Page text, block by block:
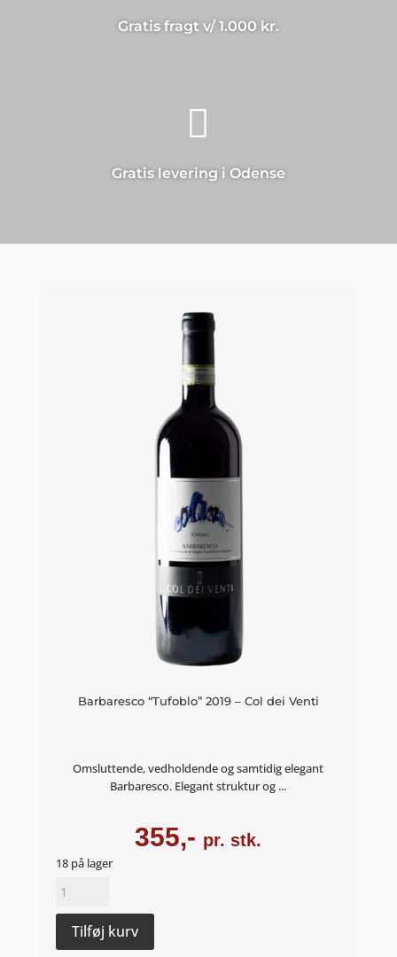
Gratis fragt v/ 1.000 kr.

Gratis levering i Odense
Barbaresco “Tufoblo” 2019 – Col dei Venti
Omsluttende, vedholdende og samtidig elegant
Barbaresco. Elegant struktur og ...
355,- pr. stk.
18 på lager
Barbaresco
2019
-
Tilføj kurv